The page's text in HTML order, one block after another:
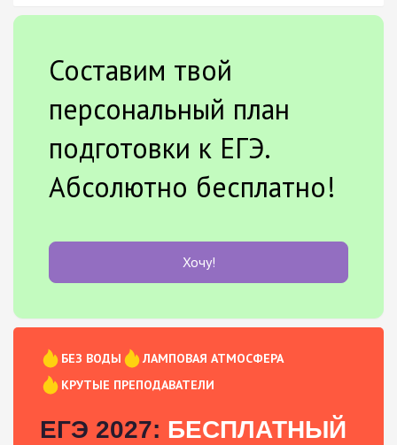
Составим твой
персональный план
подготовки к ЕГЭ.
Абсолютно бесплатно!
Хочу!
БЕЗ ВОДЫ
ЛАМПОВАЯ АТМОСФЕРА
КРУТЫЕ ПРЕПОДАВАТЕЛИ
ЕГЭ 2027: БЕСПЛАТНЫЙ